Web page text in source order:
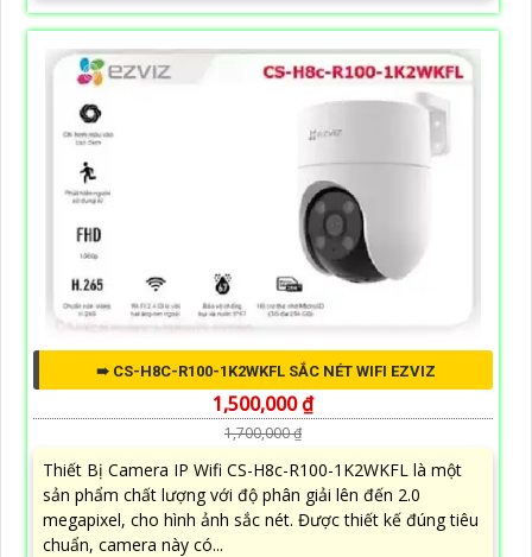
➠ CS-H8C-R100-1K2WKFL SẮC NÉT WIFI EZVIZ
1,500,000 ₫
1,700,000 ₫
Thiết Bị Camera IP Wifi CS-H8c-R100-1K2WKFL là một
sản phẩm chất lượng với độ phân giải lên đến 2.0
megapixel, cho hình ảnh sắc nét. Được thiết kế đúng tiêu
chuẩn, camera này có...